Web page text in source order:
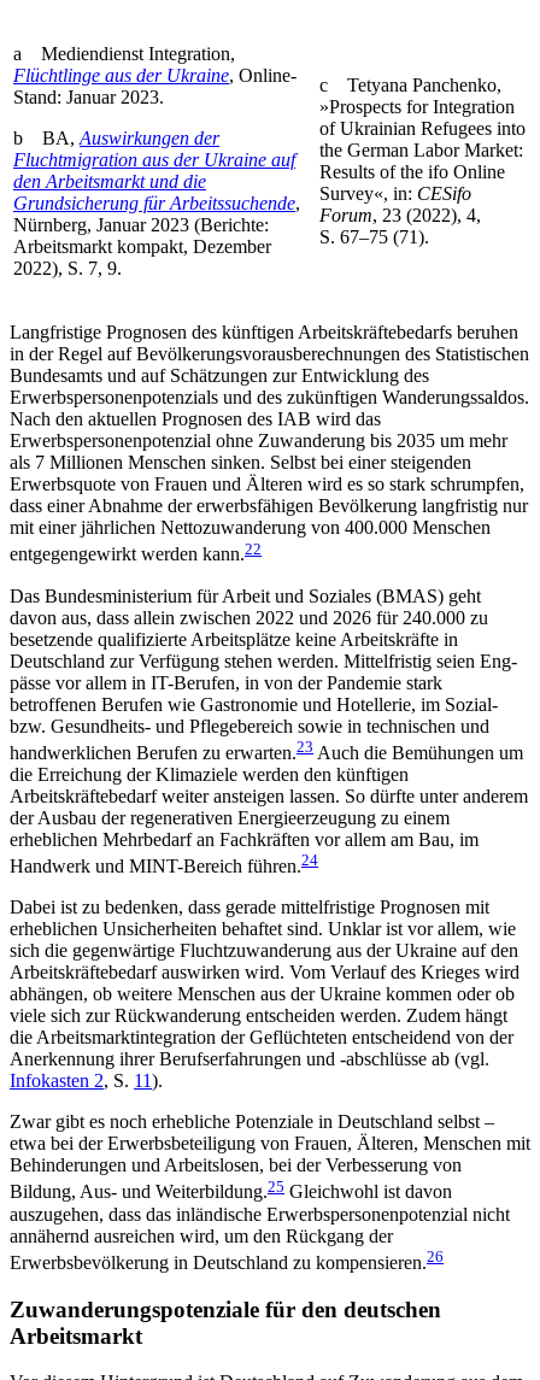
a Mediendienst Integration,
Flüchtlinge aus der Ukraine, Online-
Stand: Januar2023.
b BA, Auswirkungen der
Fluchtmigration aus der Ukraine auf
den Arbeitsmarkt und die
Grundsicherung für Arbeitssuchende,
Nürnberg, Januar 2023 (Berichte:
Arbeitsmarkt kompakt, Dezember
2022), S. 7, 9.
c Tetyana Panchenko,
»Prospects for Integration
of Ukrainian Refugees into
the German Labor Market:
Results of the ifo Online
Survey«, in: CESifo
Forum, 23 (2022), 4,
S. 67–75 (71).
Langfristige Prognosen des künftigen Arbeitskräfte­bedarfs beruhen
in der Regel auf Bevölkerungsvoraus­berechnungen des Statistischen
Bundesamts und auf Schätzungen zur Entwicklung des
Erwerbspersonenpotenzials und des zukünftigen Wanderungssaldos.
Nach den aktuellen Prognosen des IAB wird das
Erwerbspersonenpotenzial ohne Zuwanderung bis 2035 um mehr
als 7 Millionen Menschen sinken. Selbst bei einer steigenden
Erwerbsquote von Frauen und Älteren wird es so stark schrumpfen,
dass einer Abnahme der erwerbsfähigen Bevölkerung langfristig nur
mit einer jährlichen Nettozuwanderung von 400.000 Menschen
entgegengewirkt werden kann.22
Das Bundesministerium für Arbeit und Soziales (BMAS) geht
davon aus, dass allein zwischen 2022 und 2026 für 240.000 zu
besetzende qualifizierte Arbeitsplätze keine Arbeitskräfte in
Deutschland zur Verfügung stehen werden. Mittelfristig seien Eng­
pässe vor allem in IT-Berufen, in von der Pandemie stark
betroffenen Berufen wie Gastronomie und Hotel­lerie, im Sozial-
bzw. Gesundheits- und Pflege­bereich sowie in technischen und
handwerklichen Berufen zu erwarten.23 Auch die Bemühungen um
die Erreichung der Klimaziele werden den künftigen
Arbeitskräftebedarf weiter ansteigen lassen. So dürfte unter anderem
der Ausbau der regenerativen Energie­erzeugung zu einem
erheblichen Mehrbedarf an Fach­kräften vor allem am Bau, im
Handwerk und MINT-Bereich führen.24
Dabei ist zu bedenken, dass gerade mittelfristige Prognosen mit
erheblichen Unsicherheiten behaftet sind. Unklar ist vor allem, wie
sich die gegenwärtige Fluchtzuwanderung aus der Ukraine auf den
Arbeits­kräftebedarf auswirken wird. Vom Verlauf des Krieges wird
abhängen, ob weitere Menschen aus der Ukraine kommen oder ob
viele sich zur Rückwanderung ent­scheiden werden. Zudem hängt
die Arbeitsmarkt­integration der Geflüchteten entscheidend von der
An­erkennung ihrer Berufserfahrungen und ‑ab­schlüsse ab (vgl.
Infokasten 2, S. 11).
Zwar gibt es noch erhebliche Potenziale in Deutsch­land selbst –
etwa bei der Erwerbsbeteiligung von Frauen, Älteren, Menschen mit
Behinderungen und Arbeitslosen, bei der Verbesserung von
Bildung, Aus- und Weiterbildung.25 Gleichwohl ist davon
auszugehen, dass das inländische Erwerbspersonenpotenzial nicht
annähernd ausreichen wird, um den Rückgang der
Erwerbsbevölkerung in Deutschland zu kompensieren.26
Zuwanderungspotenziale für den deutschen
Arbeitsmarkt